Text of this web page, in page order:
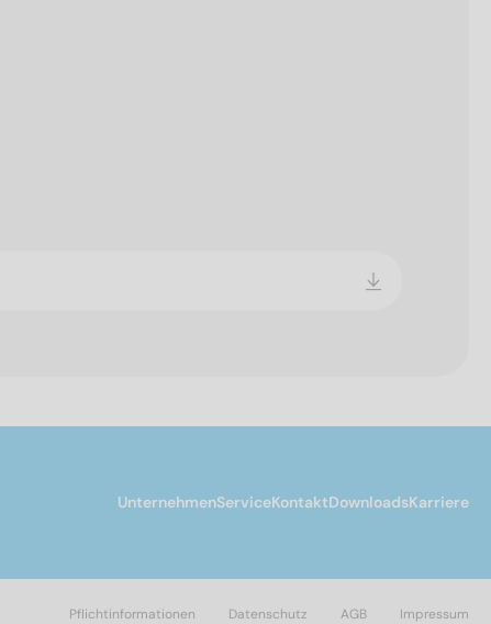
UnternehmenServiceKontaktDownloadsKarriere
Pflichtinformationen Datenschutz AGB Impressum